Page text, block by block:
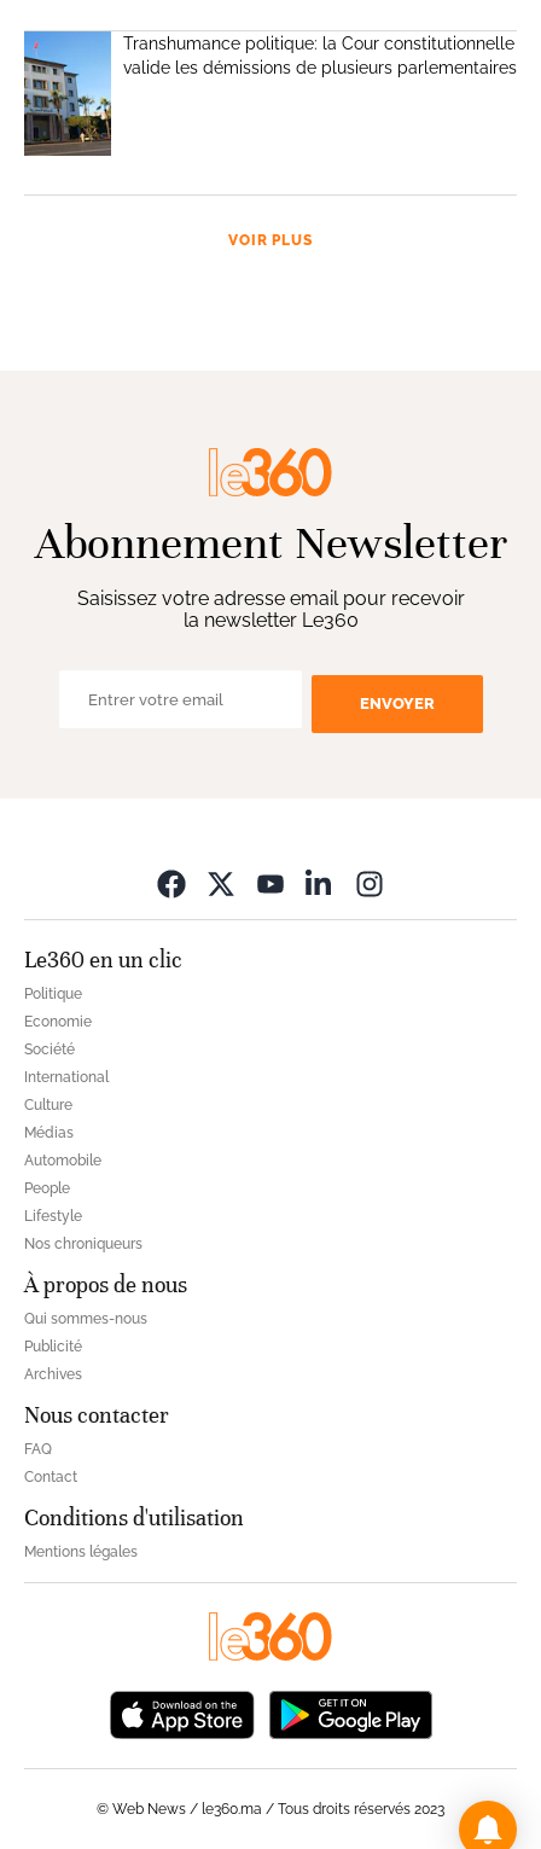
Transhumance politique: la Cour constitutionnelle
valide les démissions de plusieurs parlementaires
VOIR PLUS
Abonnement Newsletter
Saisissez votre adresse email pour recevoir
la newsletter Le360
ENVOYER
Le360 en un clic
Politique
Economie
Société
International
Culture
Médias
Automobile
People
Lifestyle
Nos chroniqueurs
À propos de nous
Qui sommes-nous
Publicité
Archives
Nous contacter
FAQ
Contact
Conditions d'utilisation
Mentions légales
© Web News / le360.ma / Tous droits réservés 2023